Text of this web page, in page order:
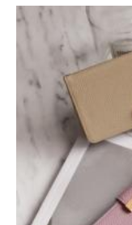
26P (1.0%)
公式 Elegante Xpe
ria 10 VII ケース 1
VIケース Xperia 1
0 VI ケース ショ
ルダー キルティ
ング xperia10 1 vi
v iv Xperia 10 IV
（税込）
(1.0%)
公式
O
ス
ス
ス
a 7